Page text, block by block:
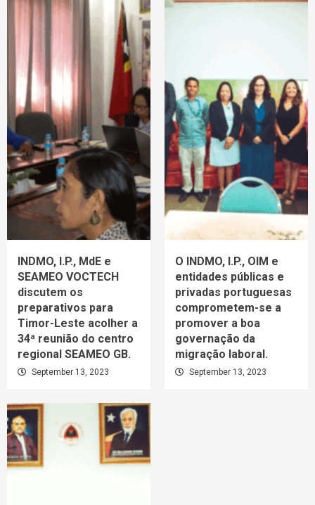
INDMO, I.P., MdE e
SEAMEO VOCTECH
discutem os
preparativos para
Timor-Leste acolher a
34ª reunião do centro
regional SEAMEO GB.
September 13, 2023
O INDMO, I.P., OIM e
entidades públicas e
privadas portuguesas
comprometem-se a
promover a boa
governação da
migração laboral.
September 13, 2023